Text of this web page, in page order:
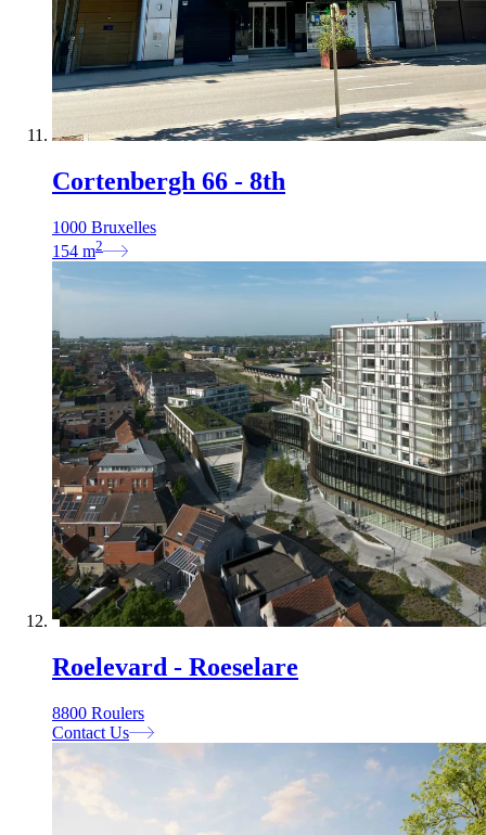
Cortenbergh 66 - 8th
1000 Bruxelles
154 m2
Roelevard - Roeselare
8800 Roulers
Contact Us